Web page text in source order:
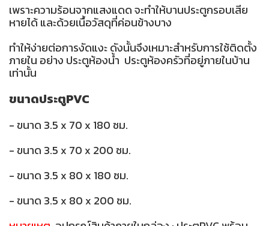
เพราะความร้อนจากแสงแดด จะทำให้บานประตูกรอบเสีย
หายได้ และด้วยเนื้อวัสดุที่ค่อนข้างบาง
ทำให้ง่ายต่อการงัดแงะ ดังนั้นจึงเหมาะสำหรับการใช้ติดตั้ง
ภายใน อย่าง ประตูห้องน้ำ ประตูห้องครัวที่อยู่ภายในบ้าน
เท่านั้น
ขนาดประตูPVC
- ขนาด 3.5 x 70 x 180 ซม.
- ขนาด 3.5 x 70 x 200 ซม.
- ขนาด 3.5 x 80 x 180 ซม.
- ขนาด 3.5 x 80 x 200 ซม.